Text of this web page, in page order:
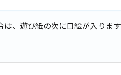
、遊び紙の次に口絵が入りま